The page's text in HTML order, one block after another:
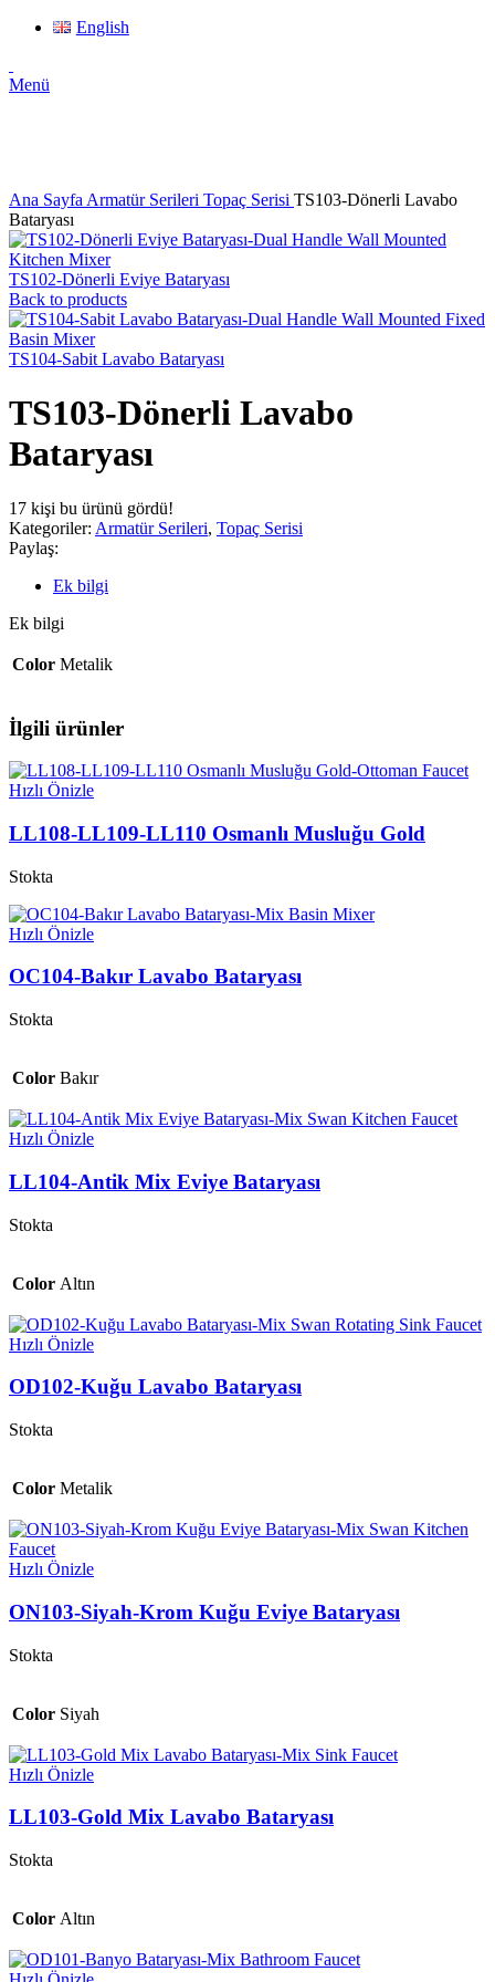
English
Menü
Ana Sayfa Armatür Serileri Topaç Serisi TS103-Dönerli Lavabo
Bataryası
TS102-Dönerli Eviye Bataryası
Back to products
TS104-Sabit Lavabo Bataryası
TS103-Dönerli Lavabo
Bataryası
17 kişi bu ürünü gördü!
Kategoriler: Armatür Serileri, Topaç Serisi
Paylaş:
Ek bilgi
Ek bilgi
Color Metalik
İlgili ürünler
Hızlı Önizle
LL108-LL109-LL110 Osmanlı Musluğu Gold
Stokta
Hızlı Önizle
OC104-Bakır Lavabo Bataryası
Stokta
Color Bakır
Hızlı Önizle
LL104-Antik Mix Eviye Bataryası
Stokta
Color Altın
Hızlı Önizle
OD102-Kuğu Lavabo Bataryası
Stokta
Color Metalik
Hızlı Önizle
ON103-Siyah-Krom Kuğu Eviye Bataryası
Stokta
Color Siyah
Hızlı Önizle
LL103-Gold Mix Lavabo Bataryası
Stokta
Color Altın